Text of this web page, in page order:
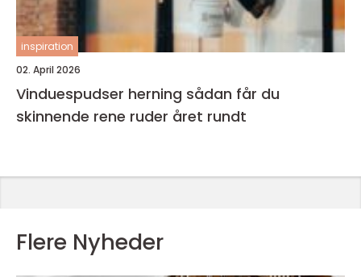
inspiration
02. April 2026
Vinduespudser herning sådan får du
skinnende rene ruder året rundt
Flere Nyheder